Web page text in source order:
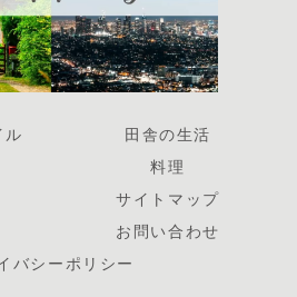
ル
田舎の生活
料理
サイトマップ
お問い合わせ
バシーポリシー